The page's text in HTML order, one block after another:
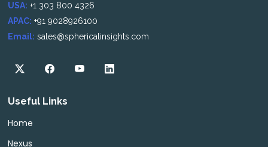
USA: +1 303 800 4326
APAC: +91 9028926100
Email: sales@sphericalinsights.com
Useful Links
Home
Nexus